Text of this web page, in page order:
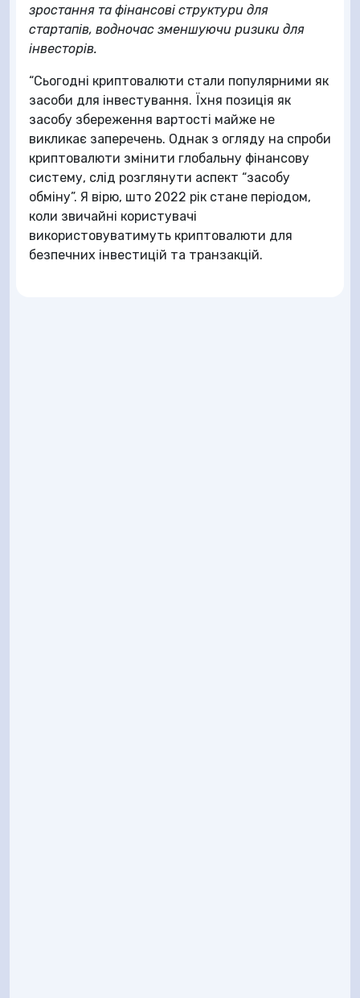
зростання та фінансові структури для
стартапів, водночас зменшуючи ризики для
інвесторів.
“Сьогодні криптовалюти стали популярними як
засоби для інвестування. Їхня позиція як
засобу збереження вартості майже не
викликає заперечень. Однак з огляду на спроби
криптовалюти змінити глобальну фінансову
систему, слід розглянути аспект “засобу
обміну”. Я вірю, што 2022 рік стане періодом,
коли звичайні користувачі
використовуватимуть криптовалюти для
безпечних інвестицій та транзакцій.